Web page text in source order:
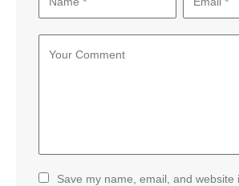
Save my name, email, and website